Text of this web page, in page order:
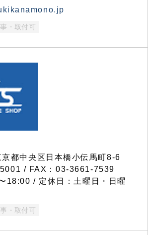
・取付可
都中央区日本橋小伝馬町8-6
/ FAX：03-3661-7539
18:00 / 定休日：土曜日・日曜
・取付可